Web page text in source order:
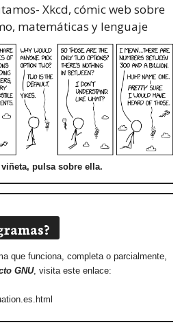
Xkcd, cómic web sobre
matemáticas y lenguaje
pulsa sobre ella.
que funciona, completa o parcialmente,
GNU, visita este enlace: